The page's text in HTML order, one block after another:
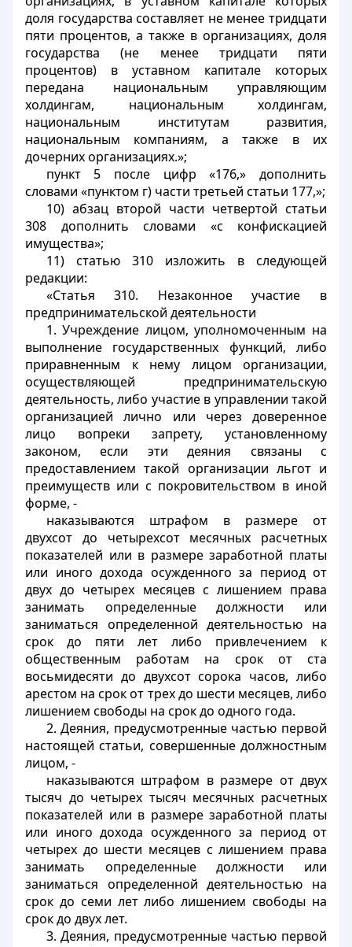
доля государства составляет не менее тридцати
пяти процентов, а также в организациях, доля
государства (не менее тридцати пяти
процентов) в уставном капитале которых
передана национальным управляющим
холдингам, национальным холдингам,
национальным институтам развития,
национальным компаниям, а также в их
дочерних организациях.»;
пункт 5 после цифр «176,» дополнить
словами «пунктом г) части третьей статьи 177,»;
10) абзац второй части четвертой статьи
308 дополнить словами «с конфискацией
имущества»;
11) статью 310 изложить в следующей
редакции:
«Статья 310. Незаконное участие в
предпринимательской деятельности
1. Учреждение лицом, уполномоченным на
выполнение государственных функций, либо
приравненным к нему лицом организации,
осуществляющей предпринимательскую
деятельность, либо участие в управлении такой
организацией лично или через доверенное
лицо вопреки запрету, установленному
законом, если эти деяния связаны с
предоставлением такой организации льгот и
преимуществ или с покровительством в иной
форме, -
наказываются штрафом в размере от
двухсот до четырехсот месячных расчетных
показателей или в размере заработной платы
или иного дохода осужденного за период от
двух до четырех месяцев с лишением права
занимать определенные должности или
заниматься определенной деятельностью на
срок до пяти лет либо привлечением к
общественным работам на срок от ста
восьмидесяти до двухсот сорока часов, либо
арестом на срок от трех до шести месяцев, либо
лишением свободы на срок до одного года.
2. Деяния, предусмотренные частью первой
настоящей статьи, совершенные должностным
лицом, -
наказываются штрафом в размере от двух
тысяч до четырех тысяч месячных расчетных
показателей или в размере заработной платы
или иного дохода осужденного за период от
четырех до шести месяцев с лишением права
занимать определенные должности или
заниматься определенной деятельностью на
срок до семи лет либо лишением свободы на
срок до двух лет.
3. Деяния, предусмотренные частью первой